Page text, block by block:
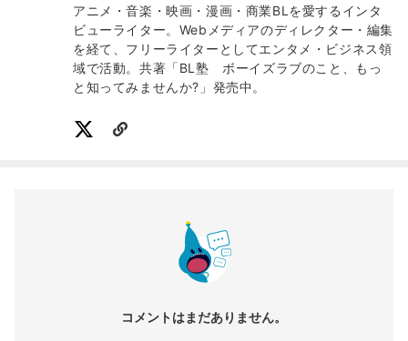
アニメ・音楽・映画・漫画・商業BLを愛するインタ
ビューライター。Webメディアのディレクター・編集
を経て、フリーライターとしてエンタメ・ビジネス領
域で活動。共著「BL塾 ボーイズラブのこと、もっ
と知ってみませんか?」発売中。
コメントはまだありません。